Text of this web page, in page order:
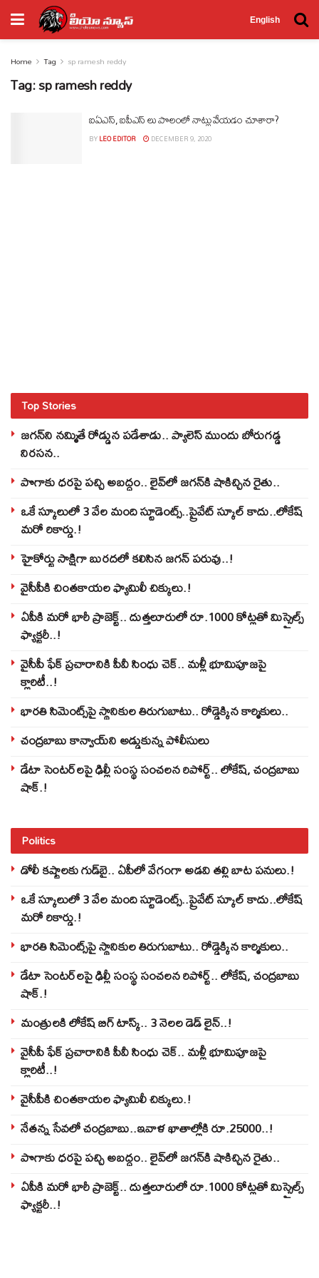
English
Home Tag sp ramesh reddy
Tag:sp ramesh reddy
ఐఏఎస్, ఐపీఎస్ లు పొలంలో నాట్లు వేయడం చూశారా?
BYLEO EDITOR DECEMBER 9, 2020
Top Stories
జగన్‌ని నమ్మితే రోడ్డున పడేశాడు.. ప్యాలెస్‌ ముందు బోరుగడ్డ
నిరసన..
పొగాకు ధరపై పచ్చి అబద్దం.. లైవ్‌లో జగన్‌కి షాకిచ్చిన రైతు..
ఒకే స్కూలులో 3 వేల మంది స్టూడెంట్స్‌..ప్రైవేట్‌ స్కూల్‌ కాదు..లోకేష్
మరో రికార్డు.!
హైకోర్టు సాక్షిగా బురదలో కలిసిన జగన్ పరువు..!
వైసీపీకి చింతకాయల ఫ్యామిలీ చిక్కులు.!
ఏపీకి మరో భారీ ప్రాజెక్ట్.. దుత్తలూరులో రూ.1000 కోట్లతో మిస్సైల్స్
ఫ్యాక్టరీ..!
వైసీపీ ఫేక్ ప్రచారానికి పీవీ సింధు చెక్.. మళ్లీ భూమిపూజపై
క్లారిటీ..!
భారతి సిమెంట్స్‌పై స్థానికుల తిరుగుబాటు.. రోడ్డెక్కిన కార్మికులు..
చంద్రబాబు కాన్వాయ్‌ని అడ్డుకున్న పోలీసులు
డేటా సెంటర్‌లపై ఢిల్లీ సంస్థ సంచలన రిపోర్ట్.. లోకేష్‌, చంద్రబాబు
షాక్‌.!
Politics
డోలీ కష్టాలకు గుడ్‌బై.. ఏపీలో వేగంగా అడవి తల్లి బాట పనులు.!
ఒకే స్కూలులో 3 వేల మంది స్టూడెంట్స్‌..ప్రైవేట్‌ స్కూల్‌ కాదు..లోకేష్
మరో రికార్డు.!
భారతి సిమెంట్స్‌పై స్థానికుల తిరుగుబాటు.. రోడ్డెక్కిన కార్మికులు..
డేటా సెంటర్‌లపై ఢిల్లీ సంస్థ సంచలన రిపోర్ట్.. లోకేష్‌, చంద్రబాబు
షాక్‌.!
మంత్రులకి లోకేష్‌ బిగ్‌ టాస్క్‌.. 3 నెలల డెడ్‌ లైన్‌..!
వైసీపీ ఫేక్ ప్రచారానికి పీవీ సింధు చెక్.. మళ్లీ భూమిపూజపై
క్లారిటీ..!
వైసీపీకి చింతకాయల ఫ్యామిలీ చిక్కులు.!
నేతన్న సేవలో చంద్రబాబు..ఇవాళ ఖాతాల్లోకి రూ.25000..!
పొగాకు ధరపై పచ్చి అబద్దం.. లైవ్‌లో జగన్‌కి షాకిచ్చిన రైతు..
ఏపీకి మరో భారీ ప్రాజెక్ట్.. దుత్తలూరులో రూ.1000 కోట్లతో మిస్సైల్స్
ఫ్యాక్టరీ..!